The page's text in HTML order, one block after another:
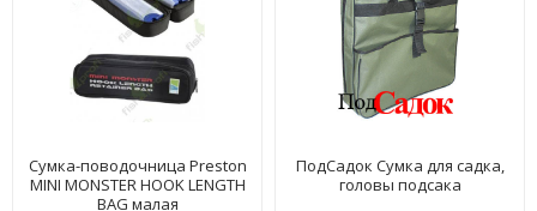
Сумка-поводочница Preston
MINI MONSTER HOOK LENGTH
BAG малая
ПодСадок Сумка для садка,
головы подсака